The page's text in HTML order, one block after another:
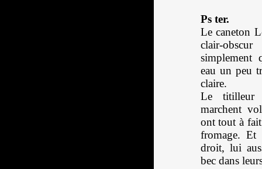
Ps ter.
Le caneton
clair-
simplement
eau un peu
claire.
Le titilleur
marchent
ont tout à
fromage. Et
droit, lui
bec dans